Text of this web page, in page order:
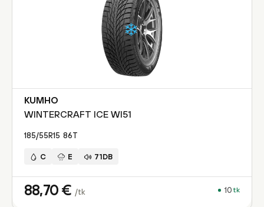
KUMHO
WINTERCRAFT ICE WI51
185/55R15 86T
C E 71DB
88,70 € /tk 10 tk